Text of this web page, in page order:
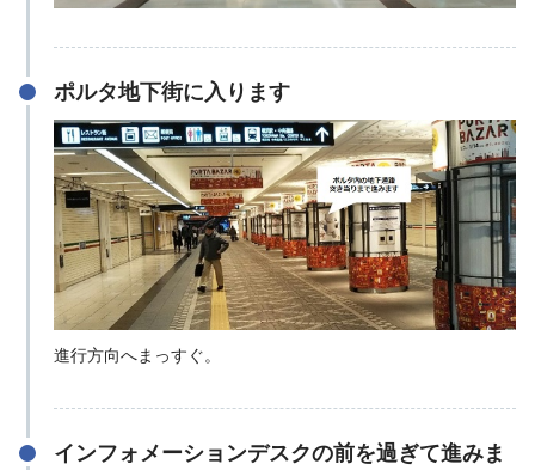
ポルタ地下街に入ります
進行方向へまっすぐ。
インフォメーションデスクの前を過ぎて進みま